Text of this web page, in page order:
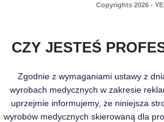
Copyrights 2026 -
CZY JESTEŚ
Zgodnie z wymaganiami ustawy z
wyrobach medycznych w zakresie
uprzejmie informujemy, że niniejsza
wyrobów medycznych skierowaną dla